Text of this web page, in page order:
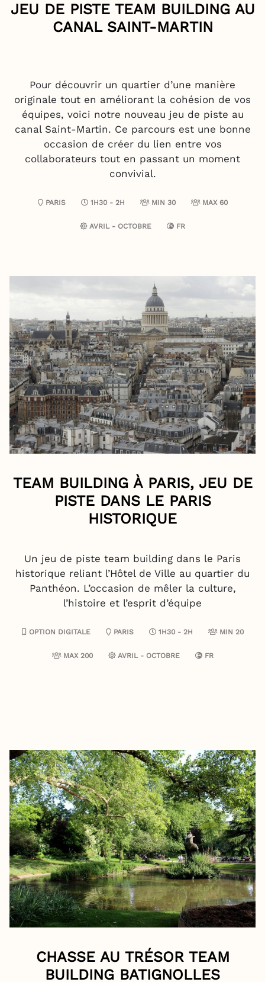
JEU DE PISTE TEAM BUILDING AU
CANAL SAINT-MARTIN
Pour découvrir un quartier d’une manière
originale tout en améliorant la cohésion de vos
équipes, voici notre nouveau jeu de piste au
canal Saint-Martin. Ce parcours est une bonne
occasion de créer du lien entre vos
collaborateurs tout en passant un moment
convivial.
PARIS 1H30 - 2H MIN 30 MAX 60
AVRIL - OCTOBRE FR
TEAM BUILDING À PARIS, JEU DE
PISTE DANS LE PARIS
HISTORIQUE
Un jeu de piste team building dans le Paris
historique reliant l’Hôtel de Ville au quartier du
Panthéon. L’occasion de mêler la culture,
l’histoire et l’esprit d’équipe
OPTION DIGITALE PARIS 1H30 - 2H MIN 20
MAX 200 AVRIL - OCTOBRE FR
CHASSE AU TRÉSOR TEAM
BUILDING BATIGNOLLES